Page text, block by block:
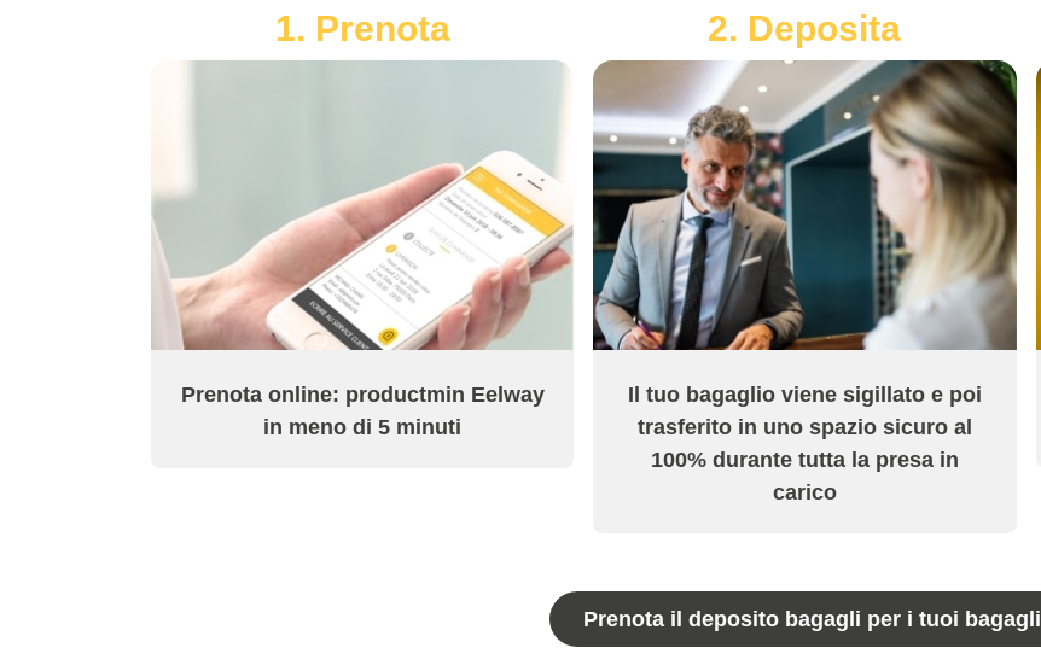
1. Prenota
Prenota online: productmin Eelway
in meno di 5 minuti
2. Deposita
Il tuo bagaglio viene sigillato e poi
trasferito in uno spazio sicuro al
100% durante tutta la presa in
carico
Prenota il deposito bagagli per i tuoi bagagli